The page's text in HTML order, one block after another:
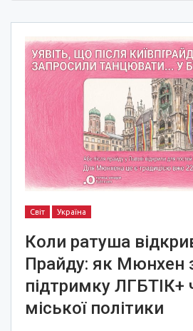
Світ Україна
Коли ратуша
Прайду: як Мюнхен
підтримку ЛГБТІК+
міської політики